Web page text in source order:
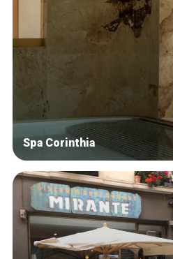
Spa Corinthia